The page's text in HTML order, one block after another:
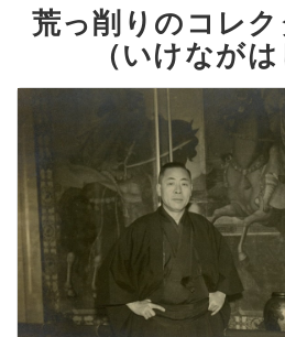
荒っ削りのコレ
（いけながは